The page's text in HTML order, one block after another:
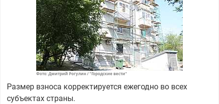
Фото: Дмитрий Рогулин / "Городские вести"
Размер взноса корректируется ежегодно во всех
субъектах страны.